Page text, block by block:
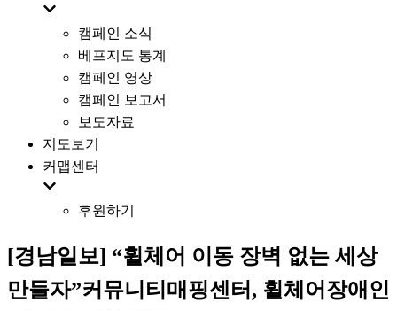
캠페인 소식
베프지도 통계
캠페인 영상
캠페인 보고서
보도자료
지도보기
커맵센터
후원하기
[경남일보] “휠체어 이동 장벽 없는 세상
만들자”커뮤니티매핑센터, 휠체어장애인